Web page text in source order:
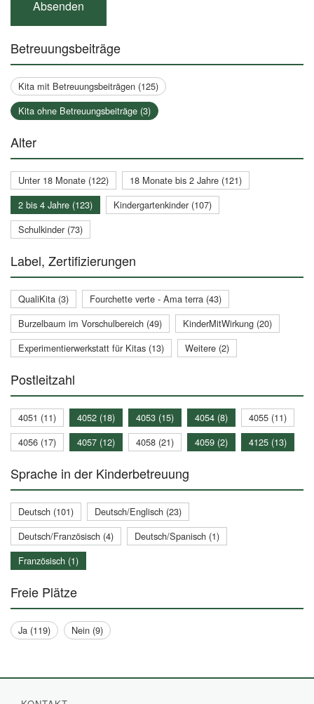
Betreuungsbeiträge
Kita mit Betreuungsbeiträgen (125)
Kita ohne Betreuungsbeiträge (3)
Alter
Unter 18 Monate (122)
18 Monate bis 2 Jahre (121)
2 bis 4 Jahre (123)
Kindergartenkinder (107)
Schulkinder (73)
Label, Zertifizierungen
QualiKita (3)
Fourchette verte - Ama terra (43)
Burzelbaum im Vorschulbereich (49)
KinderMitWirkung (20)
Experimentierwerkstatt für Kitas (13)
Weitere (2)
Postleitzahl
4051 (11) 4052 (18) 4053 (15) 4054 (8)
4055 (11)
4056 (17)
4057 (12) 4058 (21) 4059 (2) 4125 (13)
Sprache in der Kinderbetreuung
Deutsch (101)
Deutsch/Englisch (23)
Deutsch/Französisch (4)
Deutsch/Spanisch (1)
Französisch (1)
Freie Plätze
Ja (119) Nein (9)